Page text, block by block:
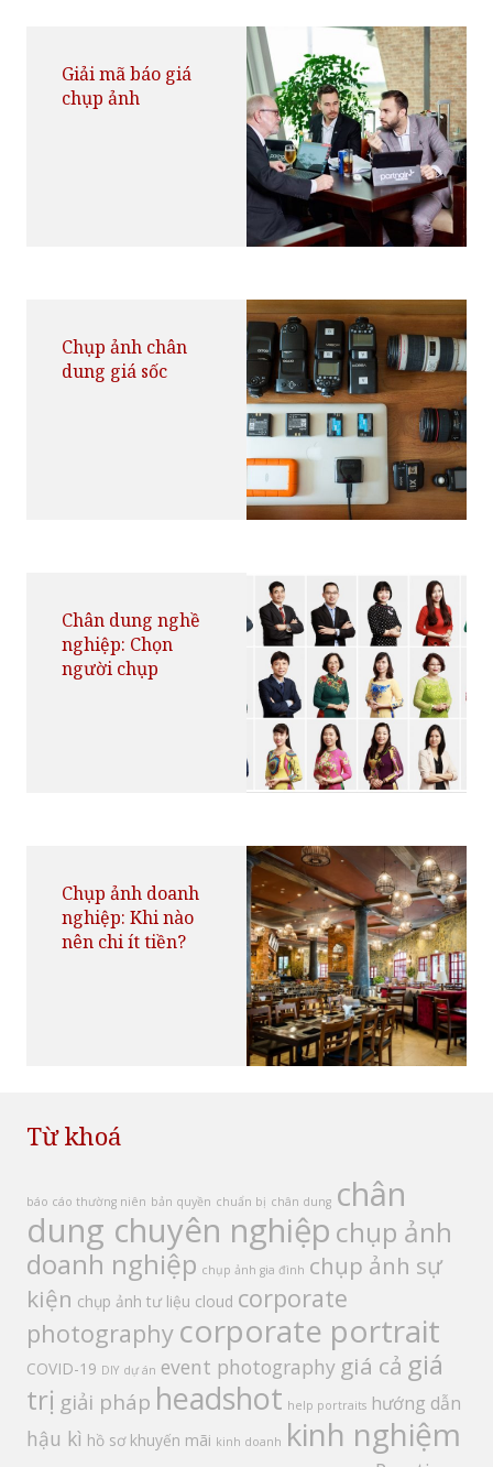
Giải mã báo giá
chụp ảnh
Chụp ảnh chân
dung giá sốc
Chân dung nghề
nghiệp: Chọn
người chụp
Chụp ảnh doanh
nghiệp: Khi nào
nên chi ít tiền?
Từ khoá
báo cáo thường niên bản quyền chuẩn bị chân dung chân
dung chuyên nghiệp chụp ảnh
doanh nghiệp chụp ảnh gia đình chụp ảnh sự
kiện chụp ảnh tư liệu cloud corporate
photography corporate portrait
COVID-19 DIY dự án event photography giá cả giá
trị giải pháp headshot help portraits hướng dẫn
hậu kì hồ sơ khuyến mãi kinh doanh kinh nghiệm